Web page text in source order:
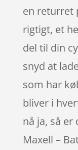
en returret
rigtigt, et
del til din
snyd at
som har
bliver i
nå ja, så er
Maxell –